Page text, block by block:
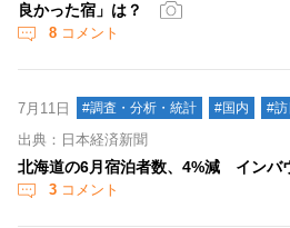
良かった宿」は？
8 コメント
7月11日 #調査・分析・統計 #国内 #訪
出典：日本経済新聞
北海道の6月宿泊者数、4%減 インバ
3 コメント